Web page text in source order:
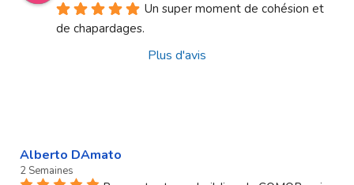
Un super moment de cohésion et
de chapardages.
Plus d'avis
Alberto DAmato
2 Semaines